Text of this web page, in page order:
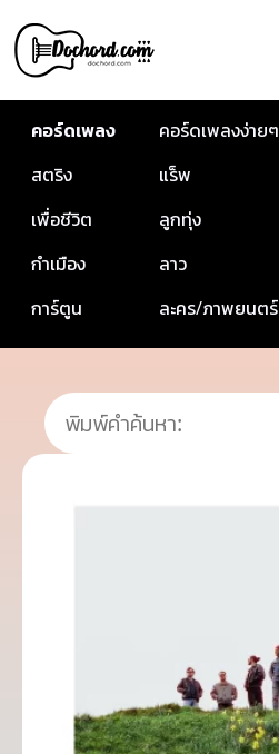
คอร์ดเพลง คอร์ดเพลงง่ายๆ
สตริง
แร็พ
เพื่อชีวิต
ลูกทุ่ง
กำเมือง
ลาว
การ์ตูน
ละคร/ภาพยนตร์